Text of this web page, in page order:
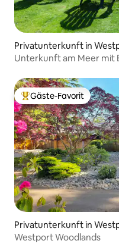
Privatunterkunft in
Unterkunft am Meer mit
Beliebter Gäste-Favorit.
Gäste-Favorit
Privatunterkunft in
Westport Woodlands